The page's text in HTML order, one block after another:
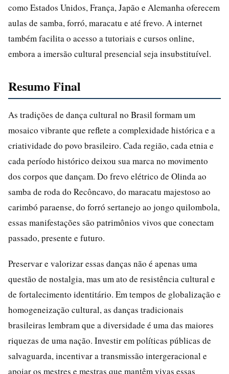
como Estados Unidos, França, Japão e Alemanha oferecem
aulas de samba, forró, maracatu e até frevo. A internet
também facilita o acesso a tutoriais e cursos online,
embora a imersão cultural presencial seja insubstituível.
Resumo Final
As tradições de dança cultural no Brasil formam um
mosaico vibrante que reflete a complexidade histórica e a
criatividade do povo brasileiro. Cada região, cada etnia e
cada período histórico deixou sua marca no movimento
dos corpos que dançam. Do frevo elétrico de Olinda ao
samba de roda do Recôncavo, do maracatu majestoso ao
carimbó paraense, do forró sertanejo ao jongo quilombola,
essas manifestações são patrimônios vivos que conectam
passado, presente e futuro.
Preservar e valorizar essas danças não é apenas uma
questão de nostalgia, mas um ato de resistência cultural e
de fortalecimento identitário. Em tempos de globalização e
homogeneização cultural, as danças tradicionais
brasileiras lembram que a diversidade é uma das maiores
riquezas de uma nação. Investir em políticas públicas de
salvaguarda, incentivar a transmissão intergeracional e
apoiar os mestres e mestras que mantêm vivas essas